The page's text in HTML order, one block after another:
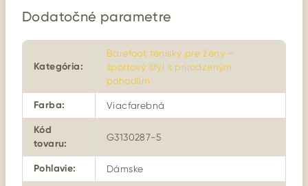
Dodatočné parametre
Kategória:
Barefoot tenisky pre ženy –
športový štýl s prirodzeným
pohodlím
Farba: Viacfarebná
Kód
tovaru:
G3130287-5
Pohlavie: Dámske